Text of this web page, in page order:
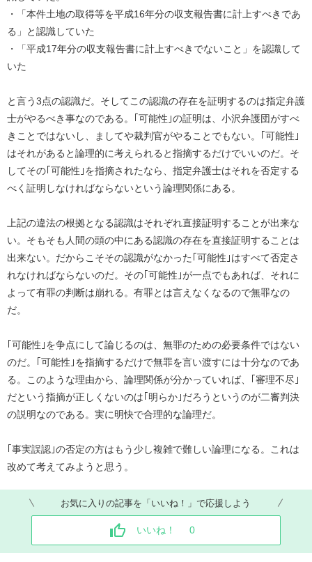
・「本件土地の取得等を平成16年分の収支報告書に計上すべきであ
る」と認識していた
・「平成17年分の収支報告書に計上すべきでないこと」を認識して
いた
と言う3点の認識だ。そしてこの認識の存在を証明するのは指定弁護
士がやるべき事なのである。｢可能性｣の証明は、小沢弁護団がすべ
きことではないし、ましてや裁判官がやることでもない。｢可能性｣
はそれがあると論理的に考えられると指摘するだけでいいのだ。そ
してその｢可能性｣を指摘されたなら、指定弁護士はそれを否定する
べく証明しなければならないという論理関係にある。
上記の違法の根拠となる認識はそれぞれ直接証明することが出来な
い。そもそも人間の頭の中にある認識の存在を直接証明することは
出来ない。だからこそその認識がなかった｢可能性｣はすべて否定さ
れなければならないのだ。その｢可能性｣が一点でもあれば、それに
よって有罪の判断は崩れる。有罪とは言えなくなるので無罪なの
だ。
｢可能性｣を争点にして論じるのは、無罪のための必要条件ではない
のだ。｢可能性｣を指摘するだけで無罪を言い渡すには十分なのであ
る。このような理由から、論理関係が分かっていれば、｢審理不尽｣
だという指摘が正しくないのは｢明らか｣だろうというのが二審判決
の説明なのである。実に明快で合理的な論理だ。
｢事実誤認｣の否定の方はもう少し複雑で難しい論理になる。これは
改めて考えてみようと思う。
お気に入りの記事を「いいね！」で応援しよう
いいね！ 0